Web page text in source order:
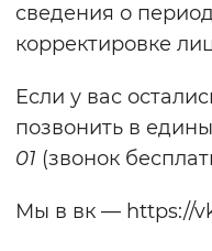
сведения о
корректировке
Если у вас
позвонить в
01 (звонок
Мы в вк — https://